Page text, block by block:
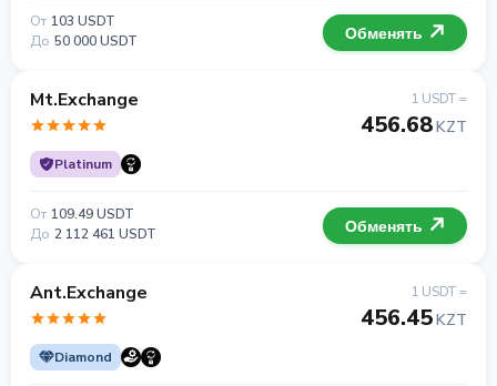
От 103 USDT
До 50 000 USDT Обменять
Mt.Exchange
Platinum
1 USDT =
456.68KZT
От 109.49 USDT
До 2 112 461 USDT Обменять
Ant.Exchange
Diamond
1 USDT =
456.45KZT